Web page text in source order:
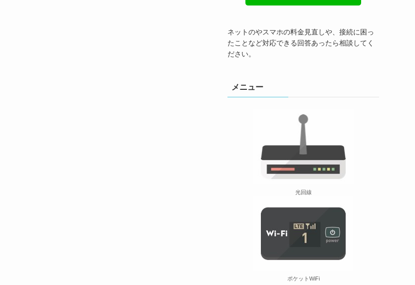
ネットのやスマホの料金見直しや、接続に困っ
たことなど対応できる回答あったら相談してく
ださい。
メニュー
光回線
ポケットWiFi